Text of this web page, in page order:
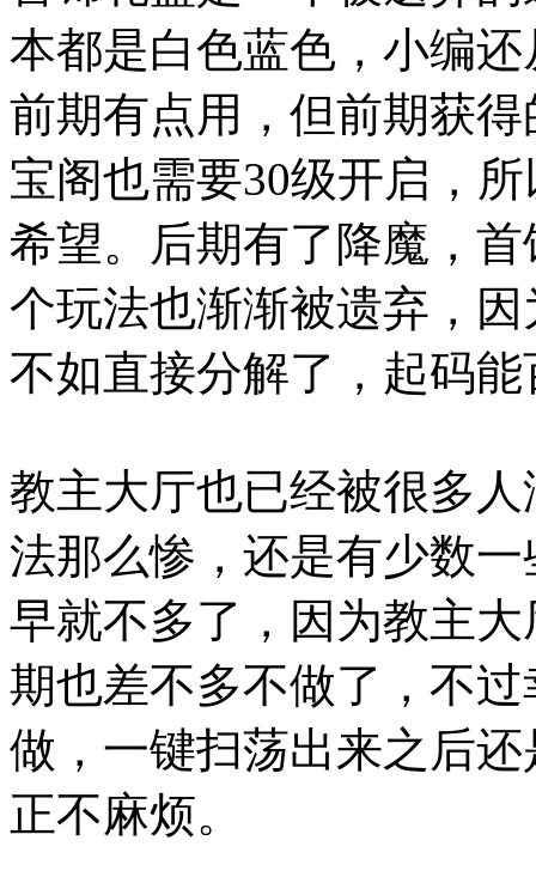
本都是白色蓝色，小编
前期有点用，但前期获
宝阁也需要30级开启，
希望。后期有了降魔，
个玩法也渐渐被遗弃，
不如直接分解了，起码
教主大厅也已经被很多
法那么惨，还是有少数
早就不多了，因为教主
期也差不多不做了，不
做，一键扫荡出来之后
正不麻烦。